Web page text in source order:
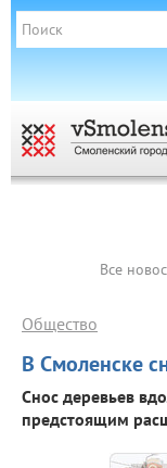
Все
В Смоленске
Общество
Снос деревьев
предстоящим